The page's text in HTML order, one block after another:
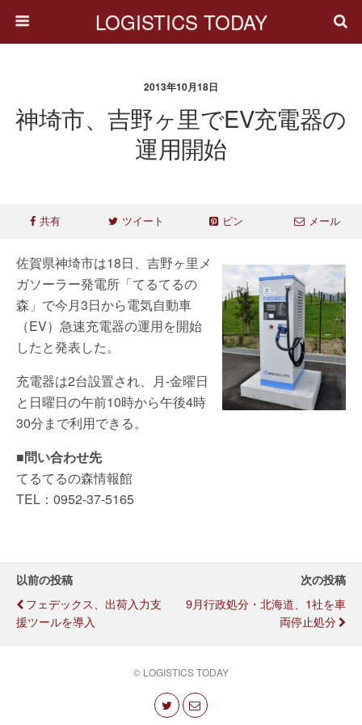
LOGISTICS TODAY
2013年10月18日
神埼市、吉野ヶ里でEV充電器の
運用開始
共有 ツイート ピン メール
佐賀県神埼市は18日、吉野ヶ里メ
ガソーラー発電所「てるてるの
森」で今月3日から電気自動車
（EV）急速充電器の運用を開始
したと発表した。
充電器は2台設置され、月-金曜日
と日曜日の午前10時から午後4時
30分まで利用できる。
■問い合わせ先
てるてるの森情報館
TEL：0952-37-5165
以前の投稿
フェデックス、出荷入力支
援ツールを導入
次の投稿
9月行政処分・北海道、1社を車
両停止処分
© LOGISTICS TODAY